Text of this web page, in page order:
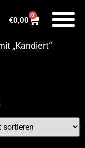
€0,00
0
„Kandiert“